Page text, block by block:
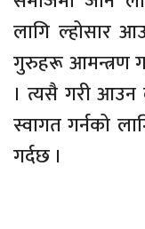
लागि ल्होसार
गुरुहरू आमन्त्रण
। त्यसै गरी आउन
स्वागत गर्नको
गर्दछ ।